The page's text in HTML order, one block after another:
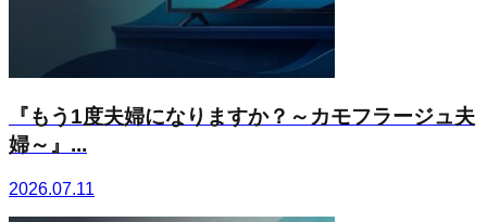
『もう1度夫婦になりますか？～カモフラージュ夫
婦～』...
2026.07.11